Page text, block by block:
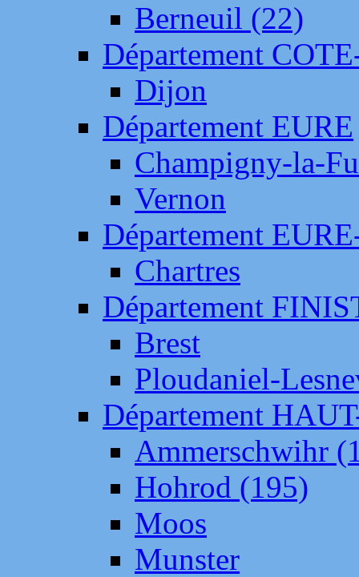
Berneuil (22)
Département
Dijon
Département EURE
Champigny-la-
Vernon
Département
Chartres
Département
Brest
Ploudaniel-
Département
Ammerschwihr
Hohrod (195)
Moos
Munster